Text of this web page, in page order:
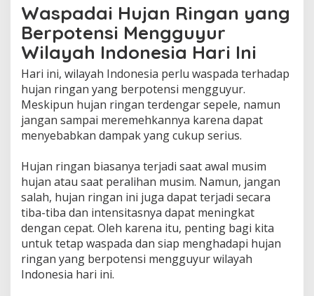
Waspadai Hujan Ringan yang
Berpotensi Mengguyur
Wilayah Indonesia Hari Ini
Hari ini, wilayah Indonesia perlu waspada terhadap
hujan ringan yang berpotensi mengguyur.
Meskipun hujan ringan terdengar sepele, namun
jangan sampai meremehkannya karena dapat
menyebabkan dampak yang cukup serius.
Hujan ringan biasanya terjadi saat awal musim
hujan atau saat peralihan musim. Namun, jangan
salah, hujan ringan ini juga dapat terjadi secara
tiba-tiba dan intensitasnya dapat meningkat
dengan cepat. Oleh karena itu, penting bagi kita
untuk tetap waspada dan siap menghadapi hujan
ringan yang berpotensi mengguyur wilayah
Indonesia hari ini.